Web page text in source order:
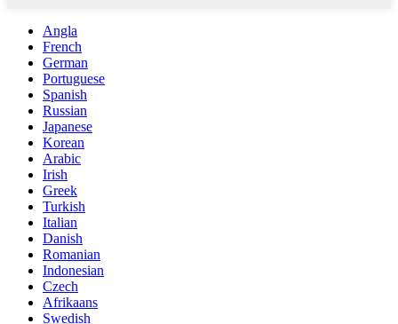
Angla
French
German
Portuguese
Spanish
Russian
Japanese
Korean
Arabic
Irish
Greek
Turkish
Italian
Danish
Romanian
Indonesian
Czech
Afrikaans
Swedish